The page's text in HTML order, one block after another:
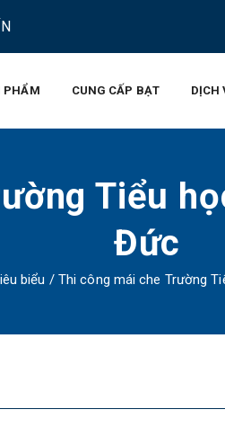
PHẨM CUNG CẤP BẠT DỊCH
Tiểu
Đức
biểu / Thi công mái che Trường